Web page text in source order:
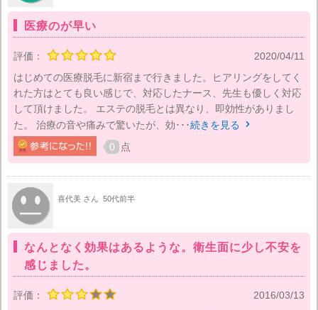
医療のが早い
評価：
2020/04/11
はじめての医療脱毛に新宿まで行きました。ヒアリングをしてく
れた方はとても良い感じで、対応したナース、先生も優しく対応
して頂けました。 エステの脱毛とは異なり、即効性がありまし
た。 治療の音や痛みで驚いたが、効･･･続きを見る 
0 点
喜代美 さん 50代前半
なんとなく効果はあるような。衛生面に少し不安を
感じました。
評価：
2016/03/13